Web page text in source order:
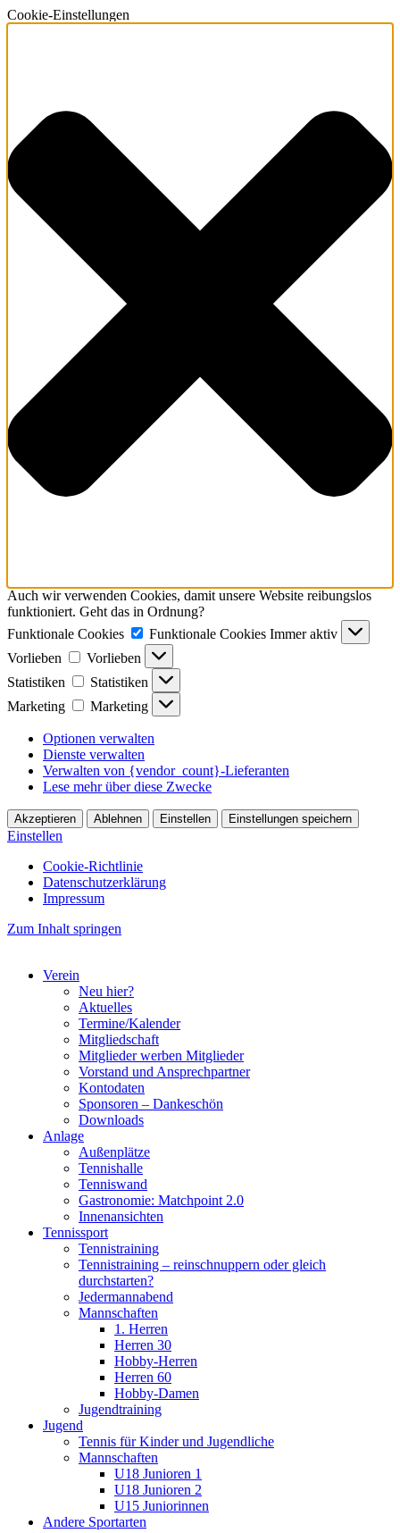
Cookie-Einstellungen
Auch wir verwenden Cookies, damit unsere Website reibungslos
funktioniert. Geht das in Ordnung?
Funktionale Cookies
Funktionale Cookies Immer aktiv
Vorlieben
Vorlieben
Statistiken
Statistiken
Marketing
Marketing
Optionen verwalten
Dienste verwalten
Verwalten von {vendor_count}-Lieferanten
Lese mehr über diese Zwecke
Akzeptieren Ablehnen Einstellen Einstellungen speichern
Einstellen
Cookie-Richtlinie
Datenschutzerklärung
Impressum
Zum Inhalt springen
Verein
Neu hier?
Aktuelles
Termine/Kalender
Mitgliedschaft
Mitglieder werben Mitglieder
Vorstand und Ansprechpartner
Kontodaten
Sponsoren – Dankeschön
Downloads
Anlage
Außenplätze
Tennishalle
Tenniswand
Gastronomie: Matchpoint 2.0
Innenansichten
Tennissport
Tennistraining
Tennistraining – reinschnuppern oder gleich
durchstarten?
Jedermannabend
Mannschaften
1. Herren
Herren 30
Hobby-Herren
Herren 60
Hobby-Damen
Jugendtraining
Jugend
Tennis für Kinder und Jugendliche
Mannschaften
U18 Junioren 1
U18 Junioren 2
U15 Juniorinnen
Andere Sportarten